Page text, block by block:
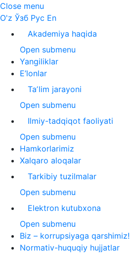
Close menu
O'z Ўзб Рус En
Akademiya haqida
Open submenu
Yangiliklar
E’lonlar
Taʼlim jarayoni
Open submenu
Ilmiy-tadqiqot faoliyati
Open submenu
Hamkorlarimiz
Xalqaro aloqalar
Tarkibiy tuzilmalar
Open submenu
Elektron kutubxona
Open submenu
Biz – korrupsiyaga qarshimiz!
Normativ-huquqiy hujjatlar